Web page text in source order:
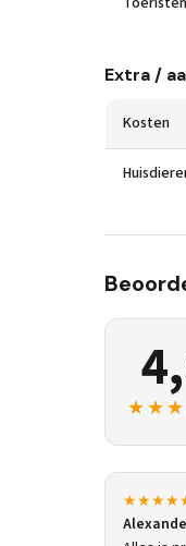
Extra /
Kosten